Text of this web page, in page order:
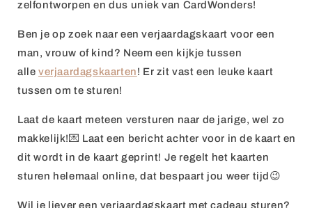
zelfontworpen en dus uniek van CardWonders!
Ben je op zoek naar een verjaardagskaart voor een
man, vrouw of kind? Neem een kijkje tussen
alleverjaardagskaarten! Er zit vast een leuke kaart
tussen om te sturen!
Laat de kaart meteen versturen naar de jarige, wel zo
makkelijk!💌 Laat een bericht achter voor in de kaart en
dit wordt in de kaart geprint! Je regelt het kaarten
sturen helemaal online, dat bespaart jou weer tijd😉
Wil je liever een verjaardagskaart met cadeau sturen?